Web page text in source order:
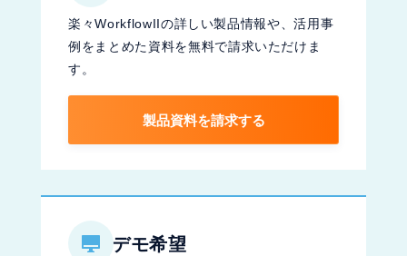
楽々WorkflowIIの詳しい製品情報や、活用事
例をまとめた資料を無料で請求いただけま
す。
製品資料を請求する
デモ希望